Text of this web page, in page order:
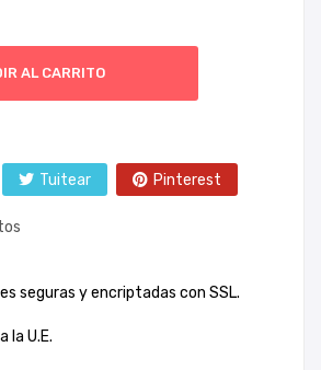
AL CARRITO
Tuitear Pinterest
seguras y encriptadas con SSL.
la U.E.